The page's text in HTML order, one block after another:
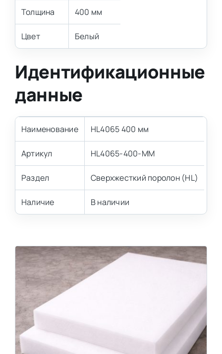
Толщина 400 мм
Цвет Белый
Идентификационные
данные
Наименование HL4065 400 мм
Артикул HL4065-400-MM
Раздел Сверхжесткий поролон (HL)
Наличие В наличии